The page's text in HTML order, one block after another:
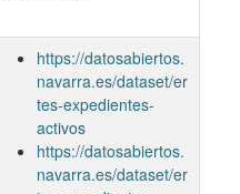
https://datosabiertos.
navarra.es/dataset/er
tes-expedientes-
activos
https://datosabiertos.
navarra.es/dataset/er